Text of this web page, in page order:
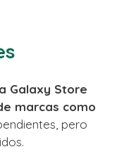
Galaxy Store
marcas como
pero